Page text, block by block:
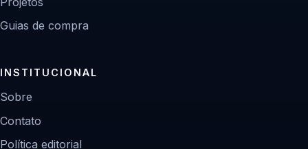
Guias de compra
INSTITUCIONAL
Sobre
Contato
Política editorial